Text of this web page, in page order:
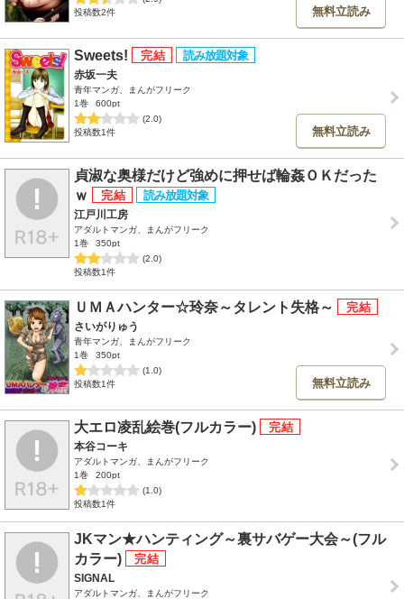
投稿数2件
無料立読み
Sweets!
赤坂一夫
青年マンガ、まんがフリーク
1巻
600pt
(2.0)
投稿数1件
無料立読み
貞淑な奥様だけど強めに押せば輪姦ＯＫだった
ｗ
江戸川工房
アダルトマンガ、まんがフリーク
1巻
350pt
(2.0)
投稿数1件
ＵＭＡハンター☆玲奈～タレント失格～
さいがりゅう
青年マンガ、まんがフリーク
1巻
350pt
(1.0)
投稿数1件
無料立読み
大エロ凌乱絵巻(フルカラー)
本谷コーキ
アダルトマンガ、まんがフリーク
1巻
200pt
(1.0)
投稿数1件
JKマン★ハンティング～裏サバゲー大会～(フル
カラー)
SIGNAL
アダルトマンガ、まんがフリーク